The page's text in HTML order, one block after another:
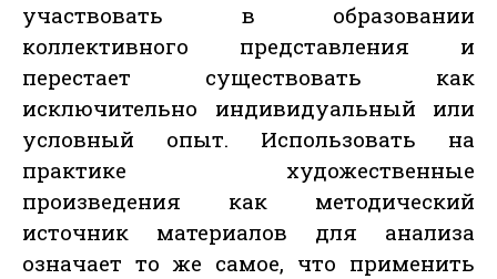
участвовать в образовании
коллективного представления и
перестает существовать как
исключительно индивидуальный или
условный опыт. Использовать на
практике художественные
произведения как методический
источник материалов для анализа
означает то же самое, что применить